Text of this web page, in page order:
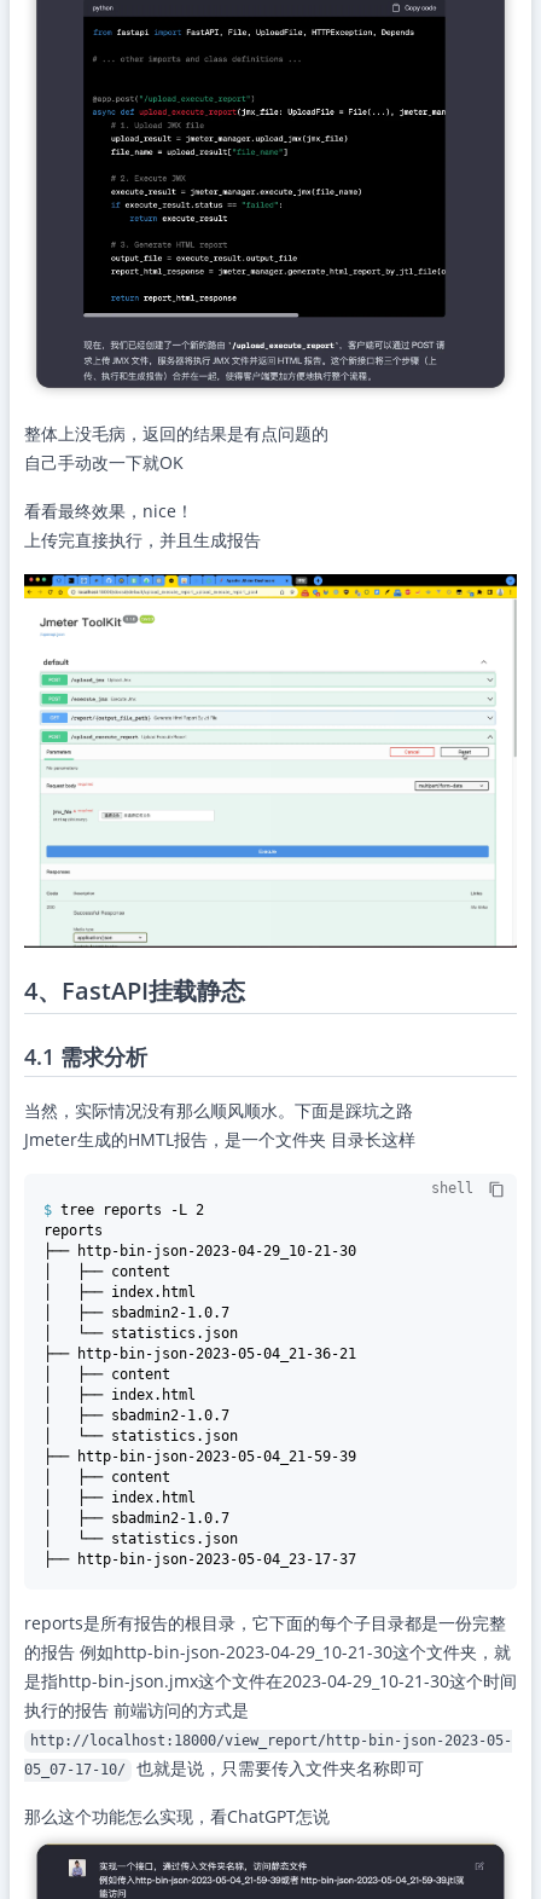
整体上没毛病，返回的结果是有点问题的
自己手动改一下就OK
看看最终效果，nice！
上传完直接执行，并且生成报告
4、FastAPI挂载静态
4.1 需求分析
当然，实际情况没有那么顺风顺水。下面是踩坑之路
Jmeter生成的HMTL报告，是一个文件夹 目录长这样
shell
$ tree reports -L 2
reports
├── http-bin-json-2023-04-29_10-21-30
│   ├── content
│   ├── index.html
│   ├── sbadmin2-1.0.7
│   └── statistics.json
├── http-bin-json-2023-05-04_21-36-21
│   ├── content
│   ├── index.html
│   ├── sbadmin2-1.0.7
│   └── statistics.json
├── http-bin-json-2023-05-04_21-59-39
│   ├── content
│   ├── index.html
│   ├── sbadmin2-1.0.7
│   └── statistics.json
reports是所有报告的根目录，它下面的每个子目录都是一份完整
的报告 例如http-bin-json-2023-04-29_10-21-30这个文件夹，就
是指http-bin-json.jmx这个文件在2023-04-29_10-21-30这个时间
执行的报告 前端访问的方式是
http://localhost:18000/view_report/http-bin-json-2023-05-
05_07-17-10/
也就是说，只需要传入文件夹名称即可
那么这个功能怎么实现，看ChatGPT怎说